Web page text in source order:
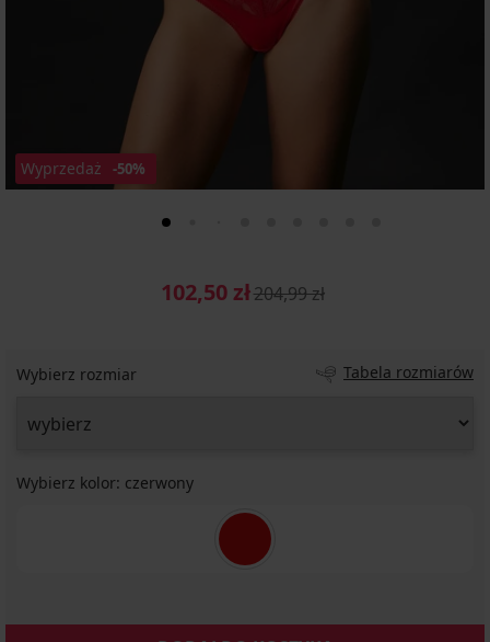
Wyprzedaż -50%
102,50 zł204,99 zł
Wybierz rozmiar Tabela rozmiarów
Wybierz kolor: czerwony